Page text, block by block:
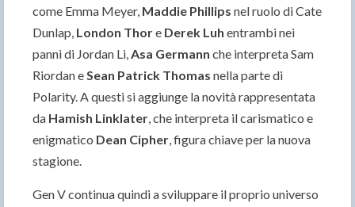
come Emma Meyer, Maddie Phillips nel ruolo di Cate
Dunlap, London Thore Derek Luh entrambi nei
panni di Jordan Li,Asa Germann che interpreta Sam
Riordan eSean Patrick Thomas nella parte di
Polarity. A questi si aggiunge la novità rappresentata
da Hamish Linklater, che interpreta il carismatico e
enigmatico Dean Cipher, figura chiave per la nuova
stagione.
Gen V continua quindi a sviluppare il proprio universo